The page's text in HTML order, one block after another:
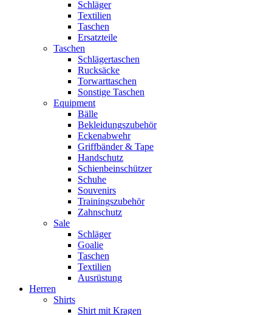
Schläger
Textilien
Taschen
Ersatzteile
Taschen
Schlägertaschen
Rucksäcke
Torwarttaschen
Sonstige Taschen
Equipment
Bälle
Bekleidungszubehör
Eckenabwehr
Griffbänder & Tape
Handschutz
Schienbeinschützer
Schuhe
Souvenirs
Trainingszubehör
Zahnschutz
Sale
Schläger
Goalie
Taschen
Textilien
Ausrüstung
Herren
Shirts
Shirt mit Kragen